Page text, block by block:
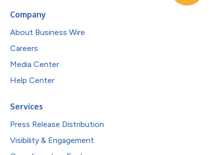
Company
About Business Wire
Careers
Media Center
Help Center
Services
Press Release Distribution
Visibility & Engagement